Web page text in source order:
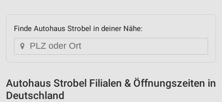
Finde Autohaus Strobel in deiner Nähe:
Autohaus Strobel Filialen & Öffnungszeiten in
Deutschland